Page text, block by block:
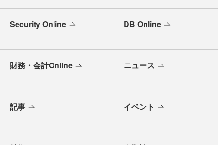
Security Online DB Online
財務・会計Online ニュース
記事 イベント